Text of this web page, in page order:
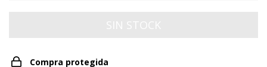
Compra protegida